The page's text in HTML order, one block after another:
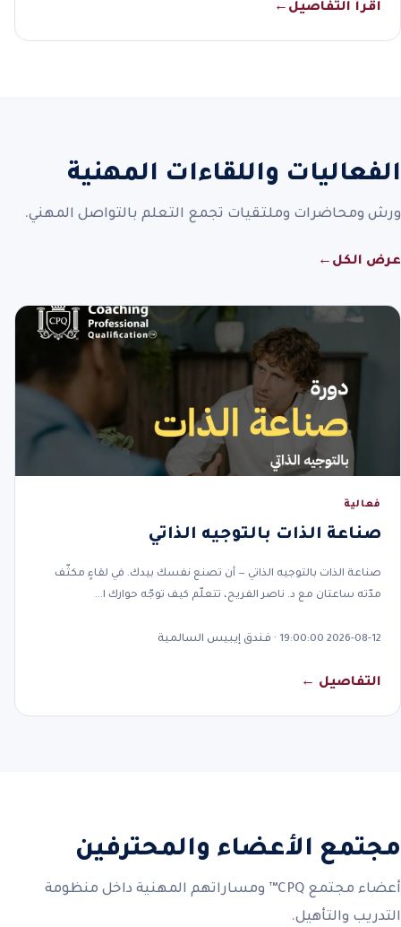
اقرأ التفاصيل ←
الفعاليات واللقاءات المهنية
ورش ومحاضرات وملتقيات تجمع التعلم بالتواصل المهني.
عرض الكل ←
فعالية
صناعة الذات بالتوجيه الذاتي
صناعة الذات بالتوجيه الذاتي — أن تصنع نفسك بيدك. في لقاءٍ مكثّف
مدّته ساعتان مع د. ناصر الفريح، تتعلّم كيف توجّه حوارك ا…
2026-08-12 19:00:00 · فندق إيبيس السالمية
التفاصيل ←
مجتمع الأعضاء والمحترفين
أعضاء مجتمع CPQ™ ومساراتهم المهنية داخل منظومة
التدريب والتأهيل.